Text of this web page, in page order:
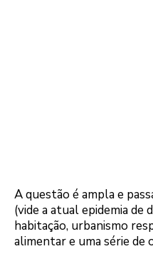
A questão é ampla e
(vide a atual epidemia de
habitação, urbanismo
alimentar e uma série de